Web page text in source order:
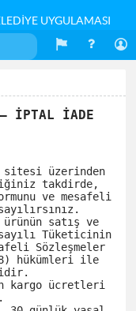
UYGULAMASI
İPTAL İADE
takdirde,
ve mesafeli
Tüketicinin
Sözleşmeler
hükümleri ile